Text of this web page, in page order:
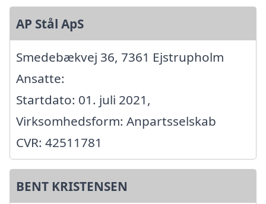
AP Stål ApS
Smedebækvej 36, 7361 Ejstrupholm
Ansatte:
Startdato: 01. juli 2021,
Virksomhedsform: Anpartsselskab
CVR: 42511781
BENT KRISTENSEN